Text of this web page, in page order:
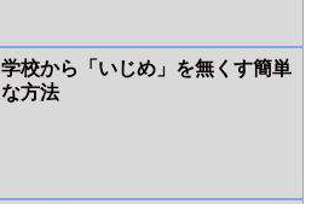
学校から「いじめ」を無くす簡単
な方法